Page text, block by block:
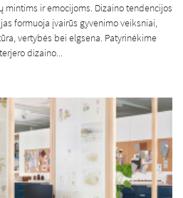
ir emocijoms. Dizaino tendencijos
formuoja įvairūs gyvenimo veiksniai,
vertybės bei elgsena. Patyrinėkime
dizaino...